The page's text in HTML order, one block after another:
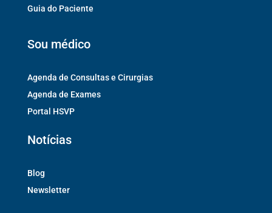
Guia do Paciente
Sou médico
Agenda de Consultas e Cirurgias
Agenda de Exames
Portal HSVP
Notícias
Blog
Newsletter